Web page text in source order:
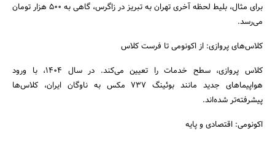
برای مثال، بلیط لحظه آخری تهران به تبریز در زاگرس، گاهی به ۵۰۰ هزار تومان
می‌رسد.
کلاس‌های پروازی: از اکونومی تا فرست کلاس
کلاس پروازی، سطح خدمات را تعیین می‌کند. در سال ۱۴۰۴، با ورود
هواپیماهای جدید مانند بوئینگ ۷۳۷ مکس به ناوگان ایران، کلاس‌ها
پیشرفته‌تر شده‌اند.
اکونومی: اقتصادی و پایه